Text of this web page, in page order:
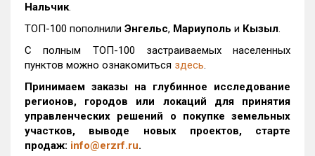
Нальчик.
ТОП-100 пополнили Энгельс, Мариуполь и Кызыл.
С полным ТОП-100 застраиваемых населенных
пунктов можно ознакомиться здесь.
Принимаем заказы на глубинное исследование
регионов, городов или локаций для принятия
управленческих решений о покупке земельных
участков, выводе новых проектов, старте
продаж: info@erzrf.ru.